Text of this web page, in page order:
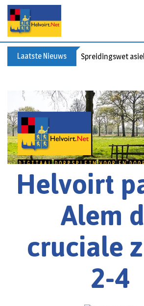
Laatste Nieuws Spreidingswet
Helvoirt
Alem
cruciale
2-4